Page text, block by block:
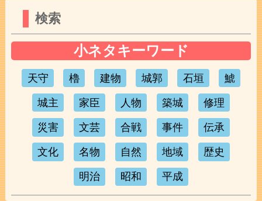
検索
小ネタキーワード
天守 櫓 建物 城郭 石垣 鯱
城主 家臣 人物 築城 修理
災害 文芸 合戦 事件 伝承
文化 名物 自然 地域 歴史
明治 昭和 平成